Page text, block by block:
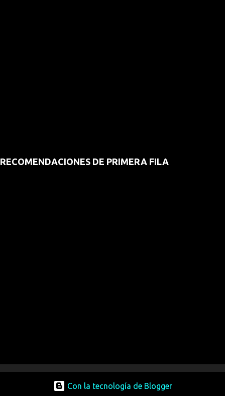
RECOMENDACIONES DE PRIMERA FILA
Con la tecnología de Blogger